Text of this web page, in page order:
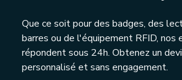
Que ce soit pour des badges, des
barres ou de l'équipement RFID, nos
répondent sous 24h. Obtenez un
personnalisé et sans engagement.